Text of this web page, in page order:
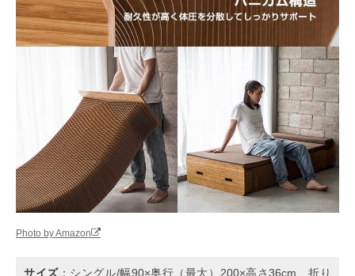
Photo by Amazon
サイズ：シングル/幅90×奥行（最大）200×高さ36cm、折り